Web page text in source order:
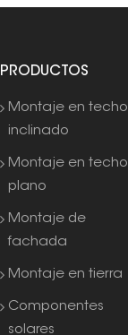
PRODUCTOS
Montaje en techo
inclinado
Montaje en techo
plano
Montaje de
fachada
Montaje en tierra
Componentes
solares